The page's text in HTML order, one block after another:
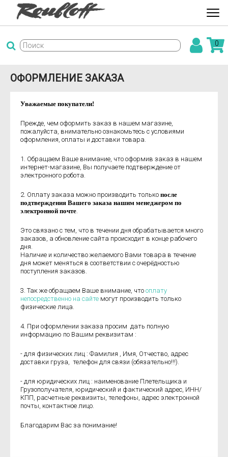
0
ОФОРМЛЕНИЕ ЗАКАЗА
Уважаемые покупатели!
Прежде, чем оформить заказ в нашем магазине,
пожалуйста, внимательно ознакомьтесь с условиями
оформления, оплаты и доставки товара.
1. Обращаем Ваше внимание, что оформив заказ в нашем
интернет-магазине, Вы получаете подтверждение от
электронного робота.
2. Оплату заказа можно производить только после
подтверждения Вашего заказа нашим менеджером по
электронной почте.
Это связано с тем, что в течении дня обрабатывается много
заказов, а обновление сайта происходит в конце рабочего
дня.
Наличие и количество желаемого Вами товара в течение
дня может меняться в соответствии с очерёдностью
поступления заказов.
3. Так же обращаем Ваше внимание, что оплату
непосредственно на сайте могут производить только
физические лица.
4. При оформлении заказа просим дать полную
информацию по Вашим реквизитам :
- для физических лиц : Фамилия , Имя, Отчество, адрес
доставки груза, телефон для связи (обязательно!!!).
- для юридических лиц : наименование Плетельщика и
Грузополучателя, юридический и фактический адрес, ИНН/
КПП, расчетные реквизиты, телефоны, адрес электронной
почты, контактное лицо.
Благодарим Вас за понимание!